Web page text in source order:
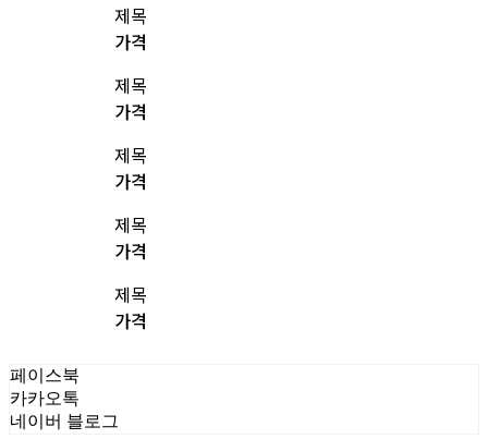
제목
가격
제목
가격
제목
가격
제목
가격
제목
가격
페이스북
카카오톡
네이버 블로그